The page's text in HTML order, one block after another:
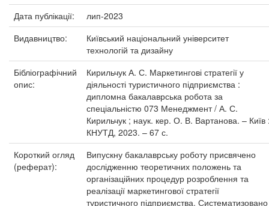
Дата публікації:
лип-2023
Видавництво:
Київський національний університет
технологій та дизайну
Бібліографічний
опис:
Кирильчук А. С. Маркетингові стратегії у
діяльності туристичного підприємства :
дипломна бакалаврська робота за
спеціальністю 073 Менеджмент / А. С.
Кирильчук ; наук. кер. О. В. Вартанова. – Київ
КНУТД, 2023. – 67 с.
Короткий огляд
(реферат):
Випускну бакалаврську роботу присвячено
дослідженню теоретичних положень та
організаційних процедур розроблення та
реалізації маркетингової стратегії
туристичного підприємства. Систематизовано